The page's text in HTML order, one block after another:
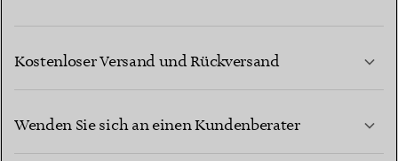
Kostenloser Versand und Rückversand
Wenden Sie sich an einen Kundenberater